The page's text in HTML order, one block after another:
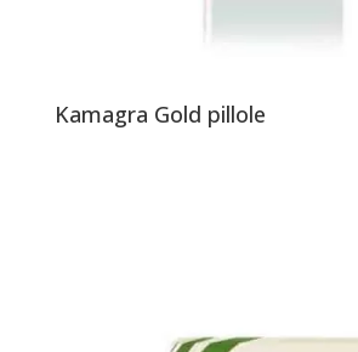
Kamagra Gold pillole